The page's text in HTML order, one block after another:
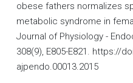
obese fathers normalizes
metabolic syndrome in
Journal of Physiology -
308(9), E805-E821. https://
ajpendo.00013.2015